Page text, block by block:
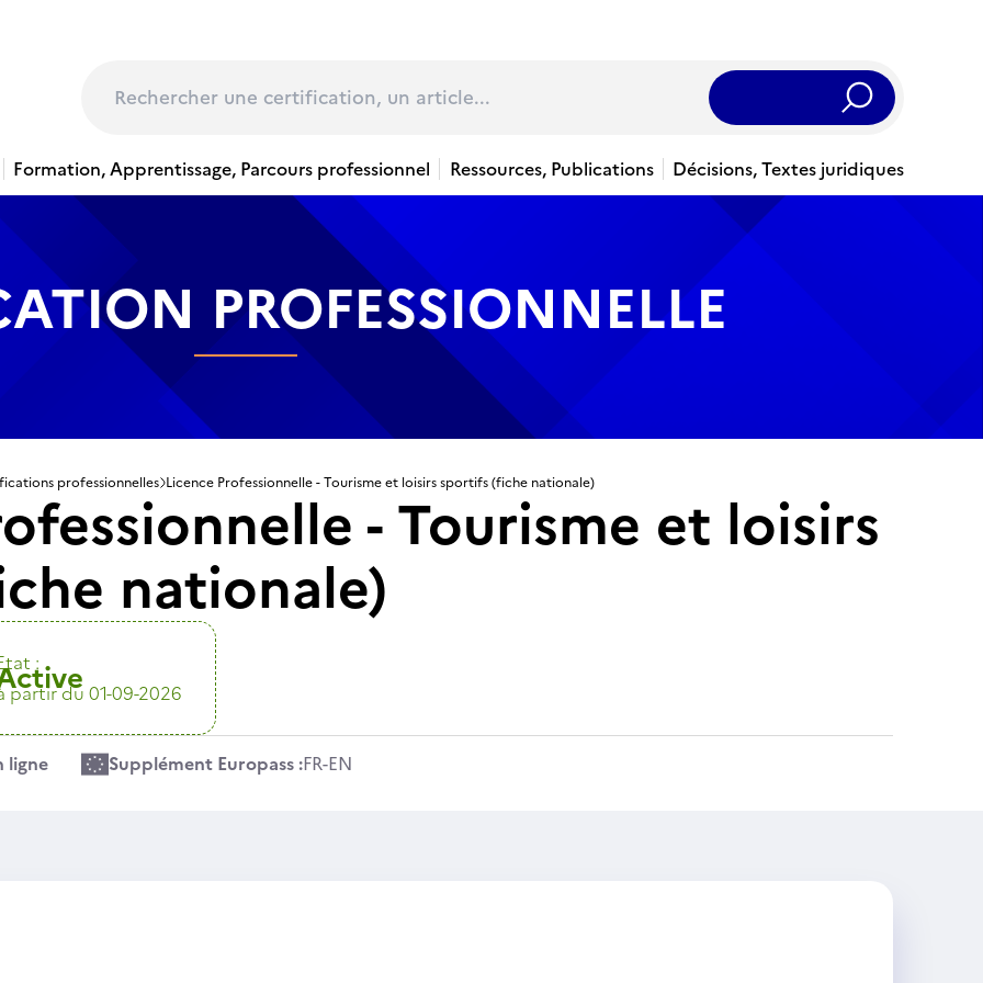
Rechercher
Formation, Apprentissage, Parcours professionnel Ressources, Publications Décisions, Textes juridiques
PROFESSIONNELLE
professionnelles Licence Professionnelle - Tourisme et loisirs sportifs (fiche nationale)
- Tourisme et loisirs
nationale)
:
partir du 01-09-2026
ligne Supplément Europass :FR-EN